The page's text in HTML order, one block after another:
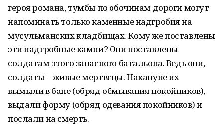
героя романа, тумбы по обочинам дороги могут
напоминать только каменные надгробия на
мусульманских кладбищах. Кому же поставлены
эти надгробные камни? Они поставлены
солдатам этого запасного батальона. Ведь они,
солдаты – живые мертвецы. Накануне их
вымыли в бане (обряд обмывания покойников),
выдали форму (обряд одевания покойников) и
послали на смерть.